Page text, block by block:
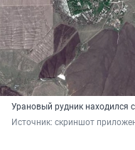
Урановый рудник находился
Источник: скриншот